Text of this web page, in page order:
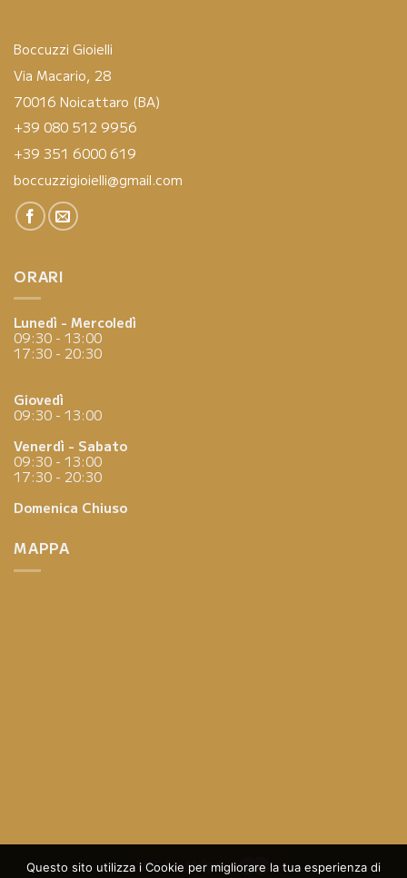
Boccuzzi Gioielli
Via Macario, 28
70016 Noicattaro (BA)
+39 080 512 9956
+39 351 6000 619
boccuzzigioielli@gmail.com
ORARI
Lunedì - Mercoledì
09:30 - 13:00
17:30 - 20:30
Giovedì
09:30 - 13:00
Venerdì - Sabato
09:30 - 13:00
17:30 - 20:30
Domenica Chiuso
MAPPA
Questo sito utilizza i Cookie per migliorare la tua esperienza di